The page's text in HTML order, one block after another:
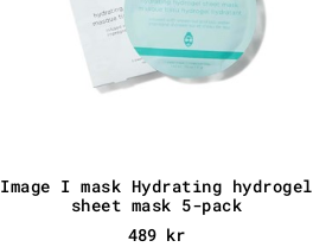
Image I mask Hydrating hydrogel
sheet mask 5-pack
489 kr